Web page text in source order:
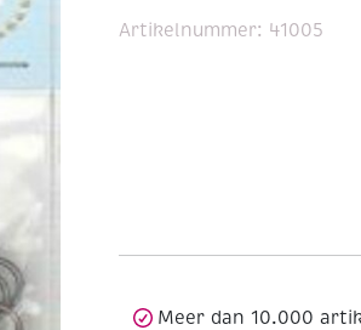
Artikelnummer: 41005
Meer dan 10.000